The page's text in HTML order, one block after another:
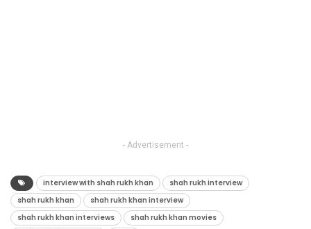
- Advertisement -
interview with shah rukh khan
shah rukh interview
shah rukh khan
shah rukh khan interview
shah rukh khan interviews
shah rukh khan movies